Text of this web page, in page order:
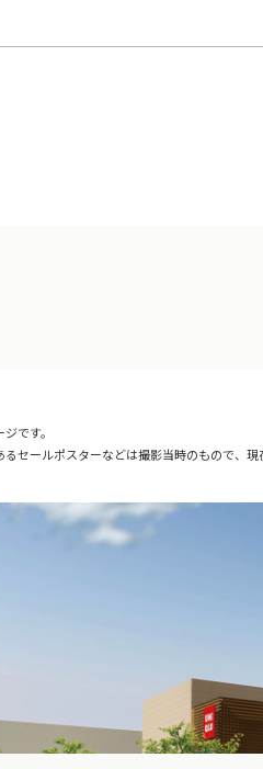
です。
るセールポスターなどは撮影当時のもので、現